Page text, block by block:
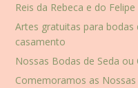
Reis da Rebeca e do Felipe
Artes gratuitas para bodas
casamento
Nossas Bodas de Seda
Comemoramos as